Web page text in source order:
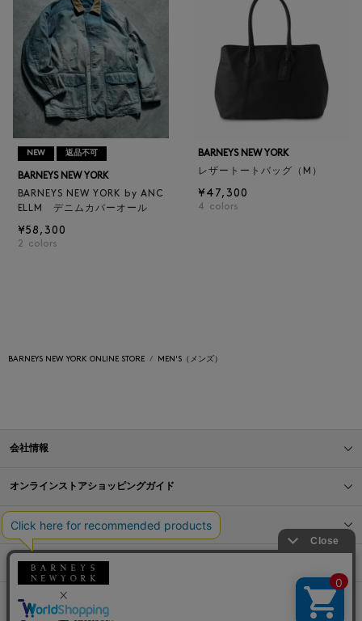
NEW 返品不可
BARNEYS NEW YORK
BARNEYS NEW YORK by ANC
ELLM デニムカバーオール
¥58,300
2 colors
BARNEYS NEW YORK
レザートートバッグ（M）
¥47,300
4 colors
BARNEYS NEW YORK ONLINE STORE MEN'S（メンズ）
会社情報
オンラインストアショッピングガイド
店舗情報
サービス